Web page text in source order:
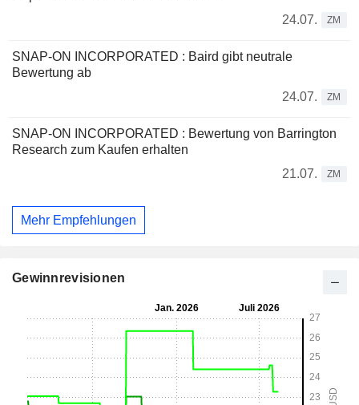
24.07.
ZM
SNAP-ON INCORPORATED : Baird gibt neutrale
Bewertung ab
24.07.
ZM
SNAP-ON INCORPORATED : Bewertung von Barrington
Research zum Kaufen erhalten
21.07.
ZM
Mehr Empfehlungen
Gewinnrevisionen